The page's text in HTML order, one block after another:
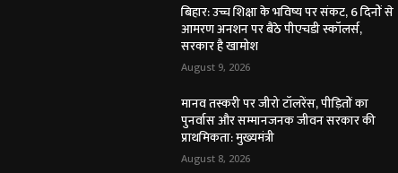
बिहार: उच्च शिक्षा के भविष्य पर संकट, 6 दिनों से
आमरण अनशन पर बैठे पीएचडी स्कॉलर्स,
सरकार है खामोश
August 9, 2026
मानव तस्करी पर जीरो टॉलरेंस, पीड़ितों का
पुनर्वास और सम्मानजनक जीवन सरकार की
प्राथमिकता: मुख्यमंत्री
August 8, 2026